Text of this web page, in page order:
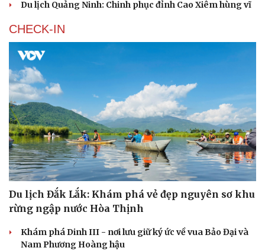
Du lịch Quảng Ninh: Chinh phục đỉnh Cao Xiêm hùng vĩ
CHECK-IN
Du lịch Đắk Lắk: Khám phá vẻ đẹp nguyên sơ khu
rừng ngập nước Hòa Thịnh
Khám phá Dinh III - nơi lưu giữ ký ức về vua Bảo Đại và
Nam Phương Hoàng hậu